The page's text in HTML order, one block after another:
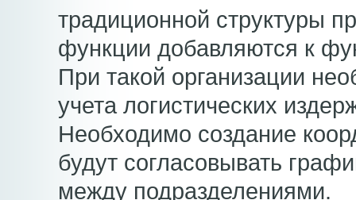
традиционной структуры
функции добавляются к
При такой организации
учета логистических
Необходимо создание
будут согласовывать
между подразделениями.